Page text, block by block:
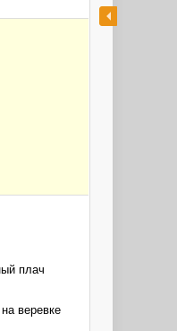
плач
веревке